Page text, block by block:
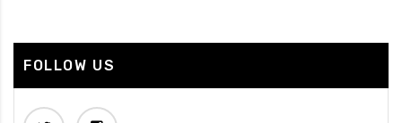
FOLLOW US